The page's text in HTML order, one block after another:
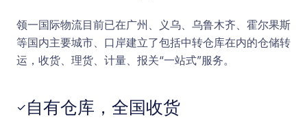
领一国际物流目前已在广州、义乌、乌鲁木齐、霍尔果斯
等国内主要城市、口岸建立了包括中转仓库在内的仓储转
运，收货、理货、计量、报关“一站式”服务。
✓ 自有仓库，全国收货